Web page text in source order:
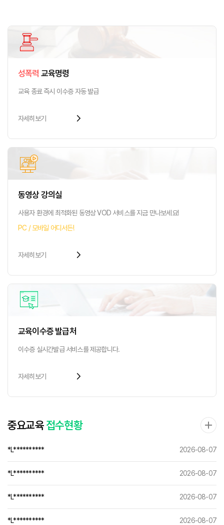
성폭력 교육명령
교육 종료 즉시 이수증 자동 발급
자세히보기 arrow_forward_ios
동영상 강의실
사용자 환경에 최적화된 동영상VOD 서비스를 지금 만나보세요!
PC / 모바일 어디서든!
자세히보기 arrow_forward_ios
교육이수증 발급처
이수증 실시간발급서비스를 제공합니다.
자세히보기 arrow_forward_ios
중요교육접수현황
*L********** 2026-08-07
*L********** 2026-08-07
*L********** 2026-08-07
*L********** 2026-08-07